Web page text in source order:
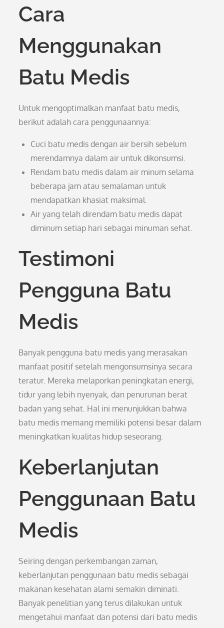
Cara
Menggunakan
Batu Medis
Untuk mengoptimalkan manfaat batu medis,
berikut adalah cara penggunaannya:
Cuci batu medis dengan air bersih sebelum
merendamnya dalam air untuk dikonsumsi.
Rendam batu medis dalam air minum selama
beberapa jam atau semalaman untuk
mendapatkan khasiat maksimal.
Air yang telah direndam batu medis dapat
diminum setiap hari sebagai minuman sehat.
Testimoni
Pengguna Batu
Medis
Banyak pengguna batu medis yang merasakan
manfaat positif setelah mengonsumsinya secara
teratur. Mereka melaporkan peningkatan energi,
tidur yang lebih nyenyak, dan penurunan berat
badan yang sehat. Hal ini menunjukkan bahwa
batu medis memang memiliki potensi besar dalam
meningkatkan kualitas hidup seseorang.
Keberlanjutan
Penggunaan Batu
Medis
Seiring dengan perkembangan zaman,
keberlanjutan penggunaan batu medis sebagai
makanan kesehatan alami semakin diminati.
Banyak penelitian yang terus dilakukan untuk
mengetahui manfaat dan potensi dari batu medis